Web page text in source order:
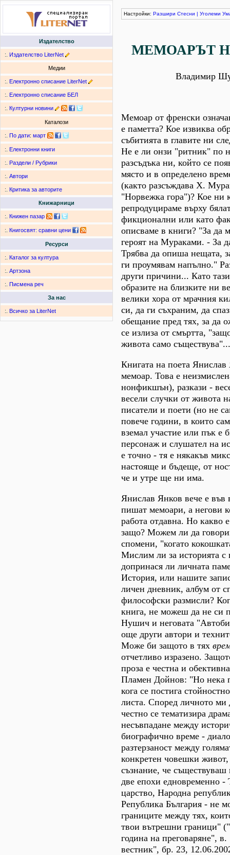
Издателство
:. Издателство LiterNet
Медии
:. Електронно списание LiterNet
:. Електронно списание БЕЛ
:. Културни новини
Каталози
:. По дати: март
:. Електронни книги
:. Раздели / Рубрики
:. Автори
:. Критика за авторите
Книжарници
:. Книжен пазар
:. Книгосвят: сравни цени
Ресурси
:. Каталог за култура
:. Артзона
:. Писмена реч
За нас
:. Всичко за LiterNet
Настройки: Разшири Стесни | Уголеми
МЕМОАРЪТ
Владимир
Мемоар от френски
е паметта? Кое извиква
събитията в главите ни
Не е ли онзи "ритник" по
разсъдъка ни, който се
място и в определено
(както разсъждава Х.
"Норвежка гора")? Кое ни
репродуцираме върху
фикционални или като
описваме в книги? "За да
героят на Мураками. - За
Трябва да опиша нещата,
ги проумявам напълно."
други причини... Като
образите на близките ни
велики хора от мрачния
си, да ги съхраним, да
обещание пред тях, за да
се излиза от смъртта,
живота само съществува"...
Книгата на поета
мемоар. Това е
нонфикшън), разкази -
весели случки от живота
писатели и поети (но не
повече години, в които сам
вземал участие или пък е
персонаж и слушател на
е точно - тя е някакъв
настояще и бъдеще, от
че и утре ще ни има.
Янислав Янков вече е във
пишат мемоари, а негови
работа отдавна. Но какво
защо? Можем ли да
спомени, "когато
Мислим ли за историята с
допринася ли личната
История, или нашите
личен дневник, албум от
философски размисли?
книга, не можеш да не си
Нушич и неговата
още други автори и
Може би защото в тях
отчетливо изразено.
проза е честна и
Пламен Дойнов: "Но нека
кога се постига
листа. Според личното ми
честно се тематизира
несъвпадане между
биографично време -
разтерзаност между
конкретен човешки живот,
съзнание, че
две епохи едновременно -
царство, Народна
Република България - не
границите между тях,
твои вътрешни граници"
година на преговаряне",
вестник", бр. 23,